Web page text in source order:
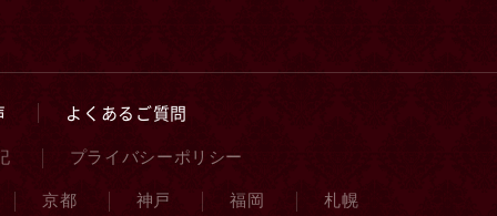
よくあるご質問
プライバシーポリシー
京都 神戸 福岡 札幌